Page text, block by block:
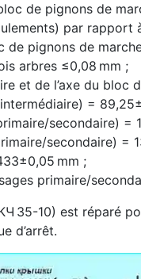
de pignons de
par rapport
de pignons de
arbres ≤0,08 mm ;
et de l’axe du bloc
=
secondaire) =
secondaire) =
mm ;
primaire/
35-10) est réparé
d’arrêt.